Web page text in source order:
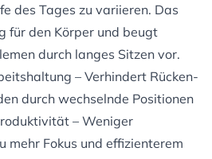
des Tages zu variieren. Das
für den Körper und beugt
durch langes Sitzen vor.
– Verhindert Rücken-
durch wechselnde Positionen
– Weniger
mehr Fokus und effizienterem